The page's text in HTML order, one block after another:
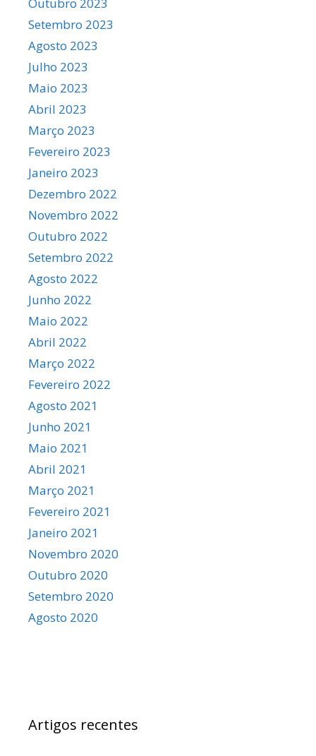
Setembro 2023
Agosto 2023
Julho 2023
Maio 2023
Abril 2023
Março 2023
Fevereiro 2023
Janeiro 2023
Dezembro 2022
Novembro 2022
Outubro 2022
Setembro 2022
Agosto 2022
Junho 2022
Maio 2022
Abril 2022
Março 2022
Fevereiro 2022
Agosto 2021
Junho 2021
Maio 2021
Abril 2021
Março 2021
Fevereiro 2021
Janeiro 2021
Novembro 2020
Outubro 2020
Setembro 2020
Agosto 2020
Artigos recentes